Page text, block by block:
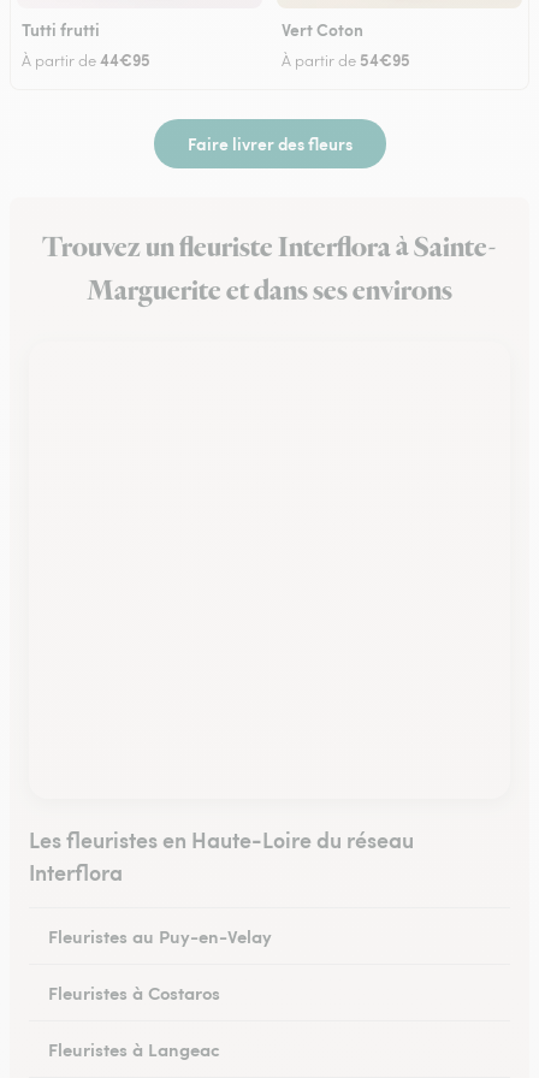
Tutti frutti
À partir de44€95
Vert Coton
À partir de 54€95
Faire livrer des fleurs
Trouvez un fleuriste Interflora à Sainte-
Marguerite et dans ses environs
Les fleuristes en Haute-Loire du réseau
Interflora
Fleuristes au Puy-en-Velay
Fleuristes à Costaros
Fleuristes à Langeac